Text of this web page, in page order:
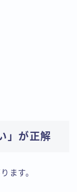
」が正解
ます。